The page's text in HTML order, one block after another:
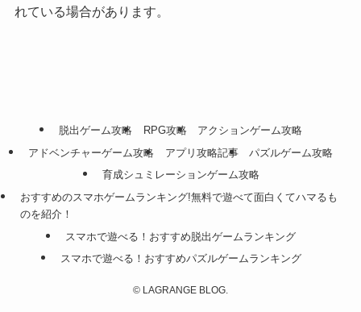
れている場合があります。
脱出ゲーム攻略 RPG攻略
アクションゲーム攻略
アドベンチャーゲーム攻略
アプリ攻略記事
パズルゲーム攻略
育成シュミレーションゲーム攻略
おすすめのスマホゲームランキング!無料で遊べて面白くてハマるも
のを紹介！
スマホで遊べる！おすすめ脱出ゲームランキング
スマホで遊べる！おすすめパズルゲームランキング
© LAGRANGE BLOG.